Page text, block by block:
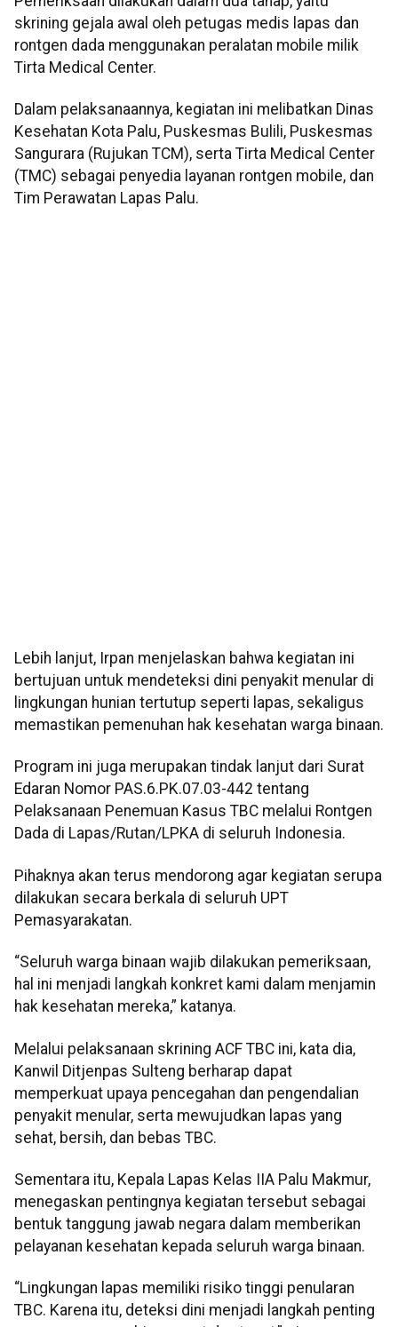
skrining gejala awal oleh petugas medis lapas dan
rontgen dada menggunakan peralatan mobile milik
Tirta Medical Center.
Dalam pelaksanaannya, kegiatan ini melibatkan Dinas
Kesehatan Kota Palu, Puskesmas Bulili, Puskesmas
Sangurara (Rujukan TCM), serta Tirta Medical Center
(TMC) sebagai penyedia layanan rontgen mobile, dan
Tim Perawatan Lapas Palu.
Lebih lanjut, Irpan menjelaskan bahwa kegiatan ini
bertujuan untuk mendeteksi dini penyakit menular di
lingkungan hunian tertutup seperti lapas, sekaligus
memastikan pemenuhan hak kesehatan warga binaan.
Program ini juga merupakan tindak lanjut dari Surat
Edaran Nomor PAS.6.PK.07.03-442 tentang
Pelaksanaan Penemuan Kasus TBC melalui Rontgen
Dada di Lapas/Rutan/LPKA di seluruh Indonesia.
Pihaknya akan terus mendorong agar kegiatan serupa
dilakukan secara berkala di seluruh UPT
Pemasyarakatan.
“Seluruh warga binaan wajib dilakukan pemeriksaan,
hal ini menjadi langkah konkret kami dalam menjamin
hak kesehatan mereka,” katanya.
Melalui pelaksanaan skrining ACF TBC ini, kata dia,
Kanwil Ditjenpas Sulteng berharap dapat
memperkuat upaya pencegahan dan pengendalian
penyakit menular, serta mewujudkan lapas yang
sehat, bersih, dan bebas TBC.
Sementara itu, Kepala Lapas Kelas IIA Palu Makmur,
menegaskan pentingnya kegiatan tersebut sebagai
bentuk tanggung jawab negara dalam memberikan
pelayanan kesehatan kepada seluruh warga binaan.
“Lingkungan lapas memiliki risiko tinggi penularan
TBC. Karena itu, deteksi dini menjadi langkah penting